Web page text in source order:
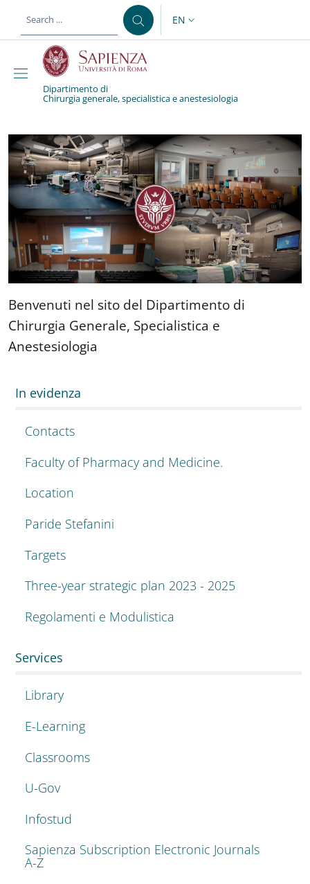
LANGUAGE SWITCHER:
EN
Dipartimento di
Chirurgia generale, specialistica e anestesiologia
Dipartimento di
Benvenuti nel sito del
Benvenuti nel sito del Dipartimento di
Chirurgia Generale, Specialistica e
Anestesiologia
In evidenza
Contacts
Faculty of Pharmacy and Medicine.
Location
Paride Stefanini
Targets
Three-year strategic plan 2023 - 2025
Regolamenti e Modulistica
Services
Library
E-Learning
Classrooms
U-Gov
Infostud
Sapienza Subscription Electronic Journals
A-Z